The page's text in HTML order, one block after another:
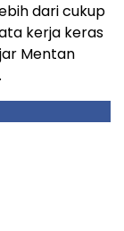
dari cukup
kerja keras
Mentan